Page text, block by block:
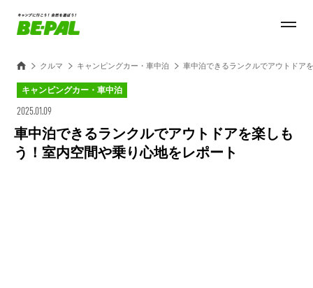
クルマ キャンピングカー・車中泊 車中泊できるランクルでアウトドア
キャンピングカー・車中泊
2025.01.09
車中泊できるランクルでアウトドアを楽しも
う！室内空間や乗り心地をレポート